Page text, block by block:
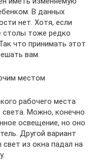
В данных
нет. Хотя, если
столы тоже редко
что принимать этот
вам.
местом
рабочего места
света. Можно, конечно
освещение, но оно
Другой вариант
из окна падал на